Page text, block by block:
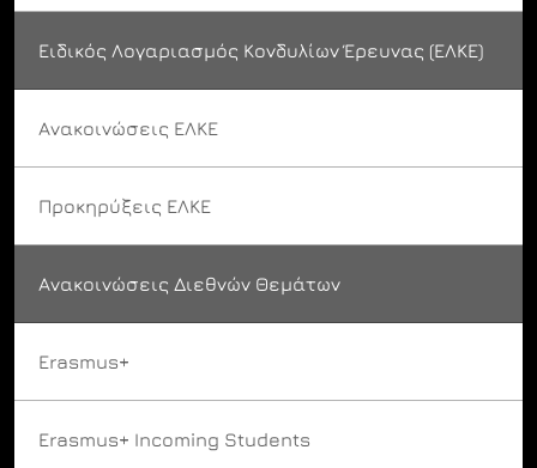
Ειδικός Λογαριασμός Κονδυλίων Έρευνας (ΕΛΚΕ)
Ανακοινώσεις ΕΛΚΕ
Προκηρύξεις ΕΛΚΕ
Ανακοινώσεις Διεθνών Θεμάτων
Erasmus+
Erasmus+ Incoming Students